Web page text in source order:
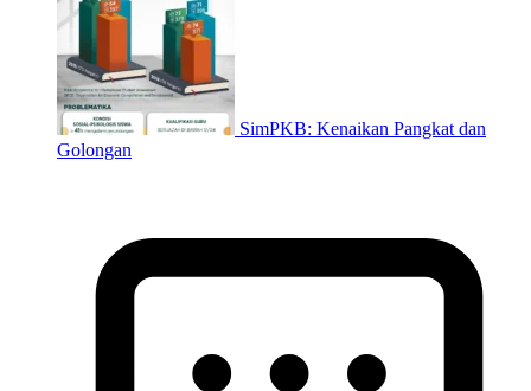
SimPKB: Kenaikan Pangkat dan
Golongan